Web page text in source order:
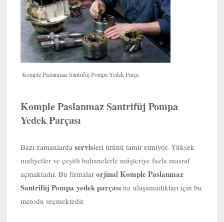
Komple Paslanmaz Santrifüj Pompa Yedek Parça
Komple Paslanmaz Santrifüj Pompa
Yedek Parçası
Bazı zamanlarda servisleri ürünü tamir etmiyor. Yüksek
maliyetler ve çeşitli bahanelerle müşteriye fazla masraf
açmaktadır. Bu firmalar orjinal Komple Paslanmaz
Santrifüj Pompa yedek parçası na ulaşamadıkları için bu
metodu seçmektedir.